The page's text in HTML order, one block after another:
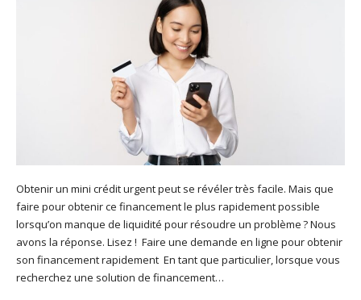
Obtenir un mini crédit urgent peut se révéler très facile. Mais que
faire pour obtenir ce financement le plus rapidement possible
lorsqu’on manque de liquidité pour résoudre un problème ? Nous
avons la réponse. Lisez ! Faire une demande en ligne pour obtenir
son financement rapidement En tant que particulier, lorsque vous
recherchez une solution de financement…